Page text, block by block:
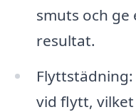
smuts och
resultat.
vid flytt,